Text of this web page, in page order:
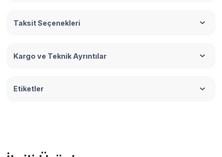
Taksit Seçenekleri
Kargo ve Teknik Ayrıntılar
Etiketler